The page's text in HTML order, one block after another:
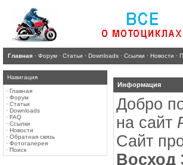
Главная · Форум · Статьи · Downloads · Ссылки · Новости ·
Навигация
· Главная
· Форум
· Статьи
· Downloads
· FAQ
· Ссылки
· Новости
· Обратная связь
· Фотогалерея
· Поиск
Информация
Добро
на сайт
Сайт
Восход